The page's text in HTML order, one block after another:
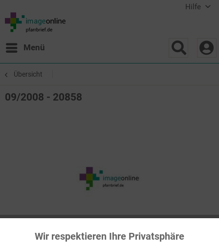
Hilfe
Menü
Übersicht
09/2008 - 20858
Funktionale Aktiv
Wir respektieren Ihre Privatsphäre